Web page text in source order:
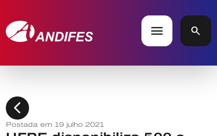
menu search
chevron_left
Postada em 19 julho 2021